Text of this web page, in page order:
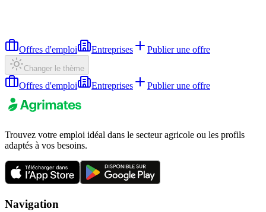
Offres d'emploi Entreprises Publier une offre
Changer le thème
Offres d'emploi Entreprises Publier une offre
Trouvez votre emploi idéal dans le secteur agricole ou les profils
adaptés à vos besoins.
Navigation